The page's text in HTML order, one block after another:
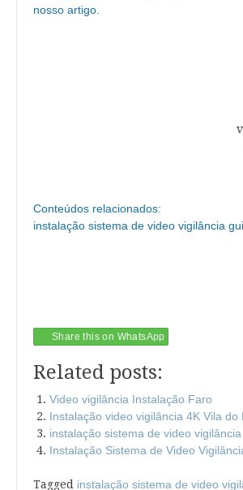
nosso artigo.
Conteúdos relacionados:
instalação sistema de video vigilância
Share this on WhatsApp
Related posts:
Video vigilância Instalação Faro
Instalação video vigilância 4K Vila do
instalação sistema de video vigilância
Instalação Sistema de Video
Tagged instalação sistema de video